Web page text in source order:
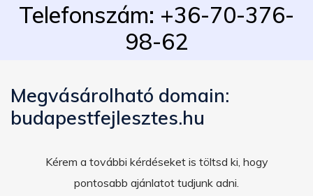
Telefonszám: +36-70-376-
98-62
Megvásárolható domain:
budapestfejlesztes.hu
Kérem a további kérdéseket is töltsd ki, hogy
pontosabb ajánlatot tudjunk adni.